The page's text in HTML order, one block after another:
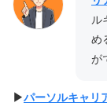
ル
め
が
▶︎パーソルキャリ